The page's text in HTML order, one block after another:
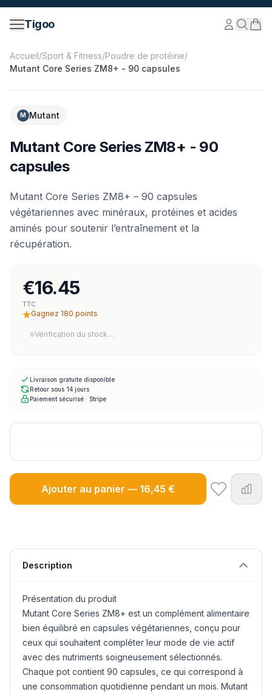
Passer au contenu
Tigoo
©2026Nutri Nordic AB.Tous droits réservés.
Accueil/Sport & Fitness/Poudre de protéine/
Mutant Core Series ZM8+ - 90 capsules
M Mutant
Mutant Core Series ZM8+ - 90
capsules
Mutant Core Series ZM8+ – 90 capsules
végétariennes avec minéraux, protéines et acides
aminés pour soutenir l’entraînement et la
récupération.
€16.45
TTC
Gagnez 180 points
Vérification du stock…
Livraison gratuite disponible
Retour sous 14 jours
Paiement sécurisé · Stripe
Ajouter au panier — 16,45 €
Description
Présentation du produit
Mutant Core Series ZM8+ est un complément alimentaire
bien équilibré en capsules végétariennes, conçu pour
ceux qui souhaitent compléter leur mode de vie actif
avec des nutriments soigneusement sélectionnés.
Chaque pot contient 90 capsules, ce qui correspond à
une consommation quotidienne pendant un mois. Mutant